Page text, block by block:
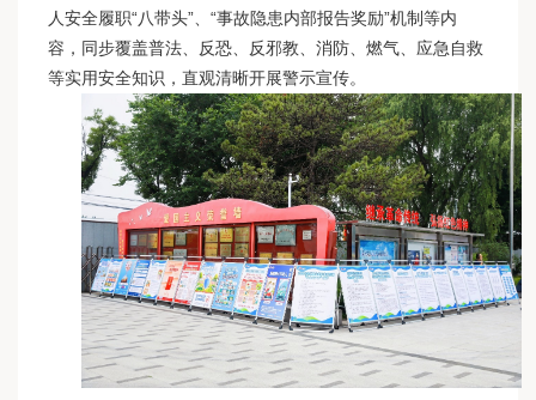
人安全履职“八带头”、“事故隐患内部报告奖励”机制等内
容，同步覆盖普法、反恐、反邪教、消防、燃气、应急自救
等实用安全知识，直观清晰开展警示宣传。